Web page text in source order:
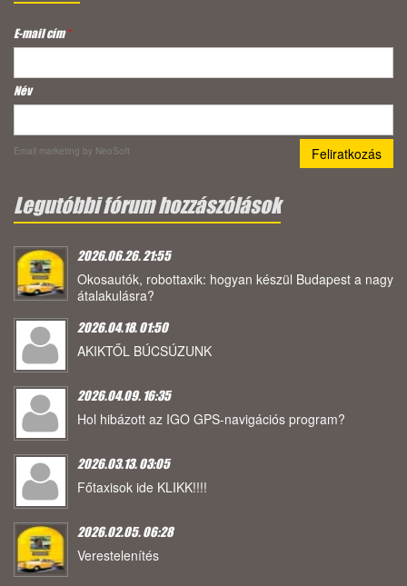
E-mail cím*
Név
Email marketing by NeoSoft
Legutóbbi fórum hozzászólások
2026.06.26. 21:55
Okosautók, robottaxik: hogyan készül Budapest a nagy
átalakulásra?
2026.04.18. 01:50
AKIKTŐL BÚCSÚZUNK
2026.04.09. 16:35
Hol hibázott az IGO GPS-navigációs program?
2026.03.13. 03:05
Főtaxisok ide KLIKK!!!!
2026.02.05. 06:28
Verestelenítés